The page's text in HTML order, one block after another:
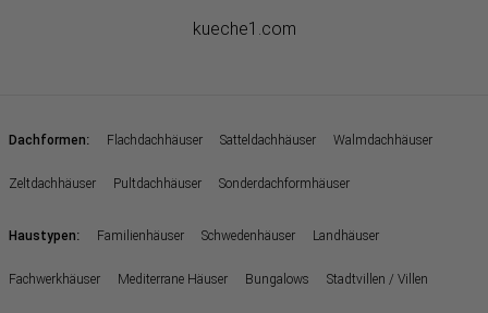
kueche1.com
Dachformen: Flachdachhäuser Satteldachhäuser Walmdachhäuser
Zeltdachhäuser Pultdachhäuser Sonderdachformhäuser
Haustypen: Familienhäuser Schwedenhäuser Landhäuser
Fachwerkhäuser Mediterrane Häuser Bungalows Stadtvillen / Villen